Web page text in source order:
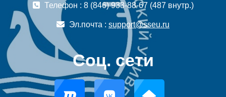
Телефон : 8 (846) 933-88-67 (487 внутр.)
Эл.почта : support@sseu.ru
Соц. сети